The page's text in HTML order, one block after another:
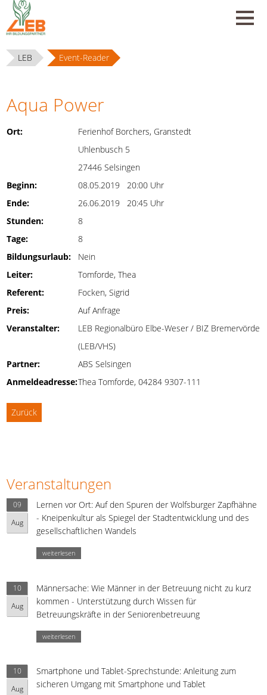
LEB Event-Reader
Aqua Power
Ort:
Ferienhof Borchers, Granstedt
Uhlenbusch 5
27446 Selsingen
Beginn:
08.05.2019 20:00 Uhr
Ende:
26.06.2019 20:45 Uhr
Stunden:
8
Tage:
8
Bildungsurlaub:
Nein
Leiter:
Tomforde, Thea
Referent:
Focken, Sigrid
Preis:
Auf Anfrage
Veranstalter:
LEB Regionalbüro Elbe-Weser / BIZ Bremervörde
(LEB/VHS)
Partner:
ABS Selsingen
Anmeldeadresse:Thea Tomforde, 04284 9307-111
Zurück
Veranstaltungen
09
Aug
Lernen vor Ort: Auf den Spuren der Wolfsburger Zapfhähne
- Kneipenkultur als Spiegel der Stadtentwicklung und des
gesellschaftlichen Wandels
weiterlesen
10
Aug
Männersache: Wie Männer in der Betreuung nicht zu kurz
kommen - Unterstützung durch Wissen für
Betreuungskräfte in der Seniorenbetreuung
weiterlesen
10
Aug
Smartphone und Tablet-Sprechstunde: Anleitung zum
sicheren Umgang mit Smartphone und Tablet